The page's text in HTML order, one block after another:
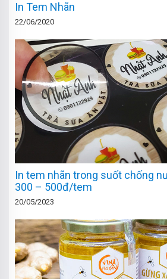
In Tem Nhãn
22/06/2020
In tem nhãn trong suốt chống
300 – 500đ/tem
20/05/2023